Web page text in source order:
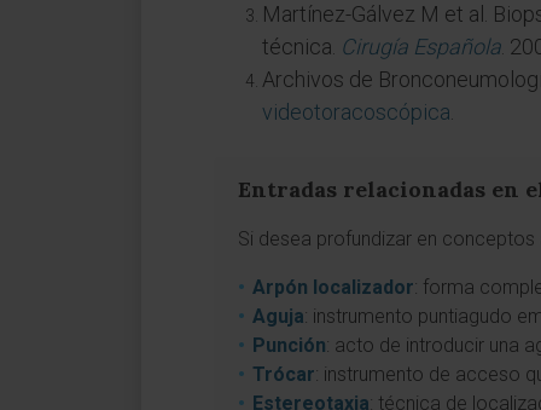
Martínez-Gálvez M et al.
técnica. Cirugía Española .
Archivos de
videotoracoscópica
Entradas relacionadas en
Si desea profundizar en
Arpón localizador: forma
Aguja: instrumento puntiagudo
Punción: acto de introducir una
Trócar: instrumento de acceso
Estereotaxia: técnica de